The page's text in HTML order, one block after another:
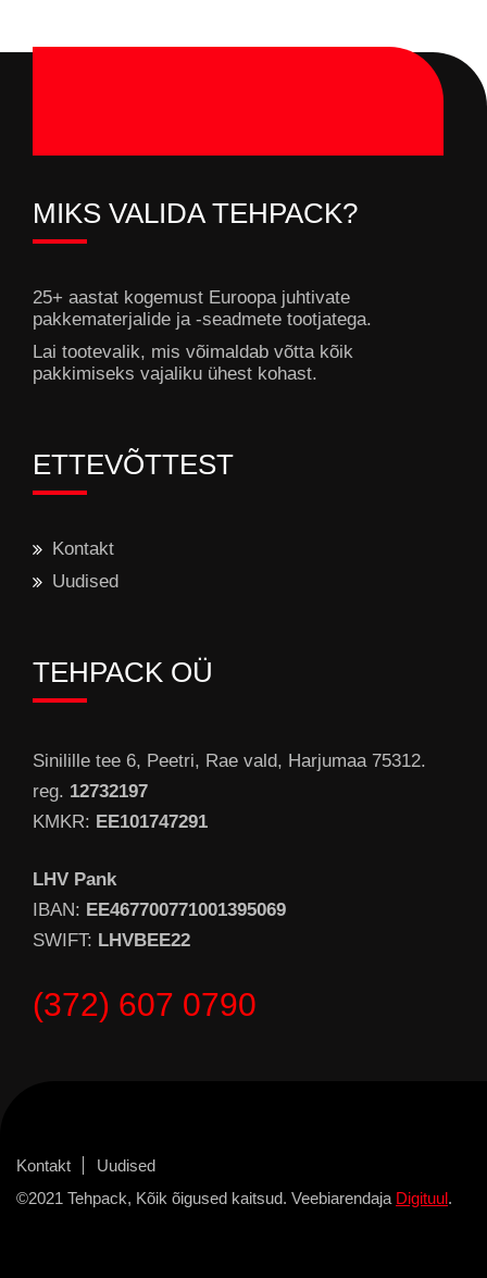
MIKS VALIDA TEHPACK?
25+ aastat kogemust Euroopa juhtivate
pakkematerjalide ja -seadmete tootjatega.
Lai tootevalik, mis võimaldab võtta kõik
pakkimiseks vajaliku ühest kohast.
ETTEVÕTTEST
Kontakt
Uudised
TEHPACK OÜ
Sinilille tee 6, Peetri, Rae vald, Harjumaa 75312.
reg. 12732197
KMKR: EE101747291
LHV Pank
IBAN: EE467700771001395069
SWIFT: LHVBEE22
(372) 607 0790
Kontakt
Uudised
©2021 Tehpack, Kõik õigused kaitsud. Veebiarendaja Digituul.